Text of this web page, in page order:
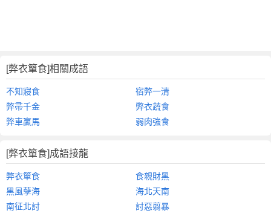
[弊衣簞食]相關成語
不知寢食
宿弊一清
弊帚千金
弊衣蔬食
弊車羸馬
弱肉強食
[弊衣簞食]成語接龍
弊衣簞食
食親財黑
黑風孽海
海北天南
南征北討
討惡翦暴